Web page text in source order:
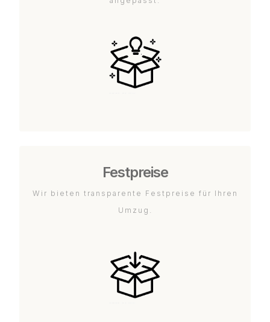
Festpreise
Wir bieten transparente Festpreise für Ihren
Umzug.